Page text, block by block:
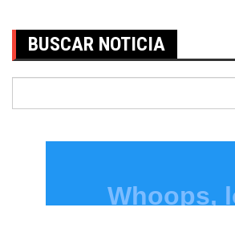
BUSCAR NOTICIA